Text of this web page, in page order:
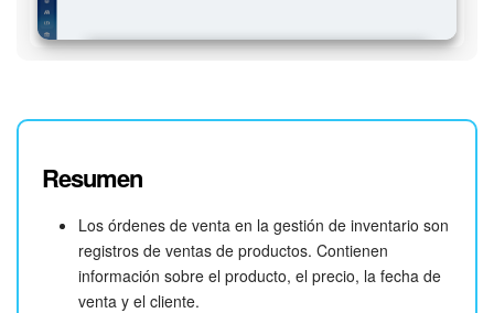
Resumen
Los órdenes de venta en la gestión de inventario son
registros de ventas de productos. Contienen
información sobre el producto, el precio, la fecha de
venta y el cliente.